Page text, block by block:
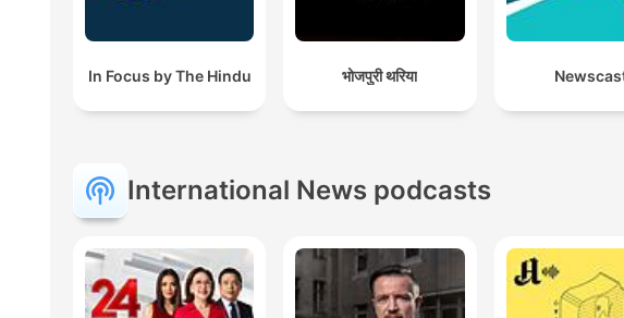
In Focus by The Hindu भोजपुरी थरिया
International News podcasts